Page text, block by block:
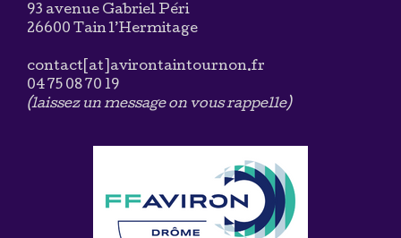
93 avenue Gabriel Péri
26600 Tain l’Hermitage
contact[at]avirontaintournon.fr
04 75 08 70 19
(laissez un message on vous rappelle)